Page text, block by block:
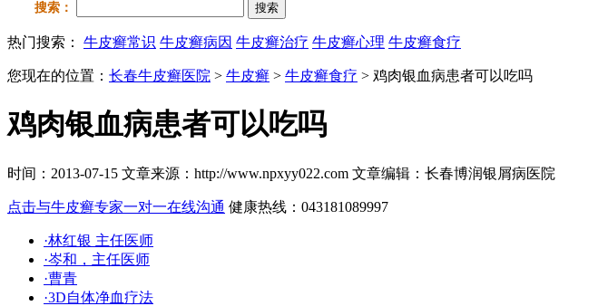
搜索： 搜索
热门搜索： 牛皮癣常识 牛皮癣病因 牛皮癣治疗 牛皮癣心理 牛皮癣食疗
您现在的位置： 长春牛皮癣医院 > 牛皮癣 > 牛皮癣食疗 > 鸡肉银血病患者可以吃吗
鸡肉银血病患者可以吃吗
时间：2013-07-15 文章来源：http://www.npxyy022.com 文章编辑：长春博润银屑病医院
点击与牛皮癣专家一对一在线沟通 健康热线：043181089997
·林红银 主任医师
·岑和，主任医师
·曹青
·3D自体净血疗法